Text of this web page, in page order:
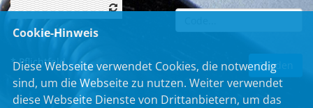
* Pflichtfeld
Cookie-Hinweis
Diese Webseite verwendet Cookies, die notwendig
sind, um die Webseite zu nutzen. Weiter verwendet
diese Webseite Dienste von Drittanbietern, um das